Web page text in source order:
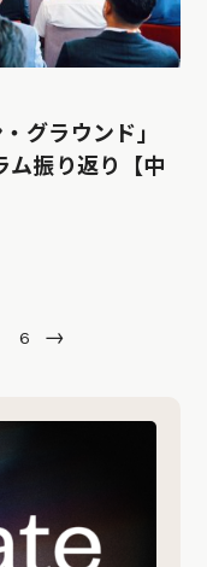
グラウンド」
ム振り返り【中
6 →